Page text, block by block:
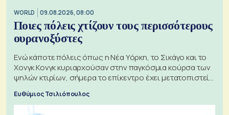
WORLD 09.08.2026, 08:00
Ποιες πόλεις χτίζουν τους περισσότερους
ουρανοξύστες
Ενώ κάποτε πόλεις όπως η Νέα Υόρκη, το Σικάγο και το
Χονγκ Κονγκ κυριαρχούσαν στην παγκόσμια κούρσα των
ψηλών κτιρίων, σήμερα το επίκεντρο έχει μετατοπιστεί
προς την Ασία
Ευθύμιος Τσιλιόπουλος